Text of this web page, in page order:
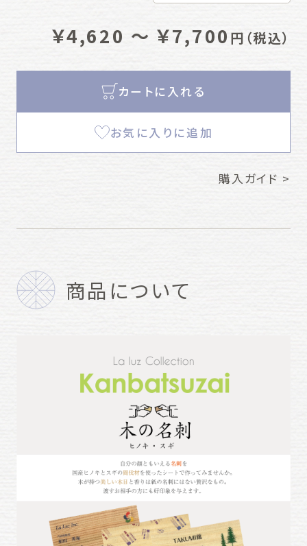
￥4,620 ～ ￥7,700 円 （税込）
カートに入れる
お気に入りに追加
購入ガイド >
商品について